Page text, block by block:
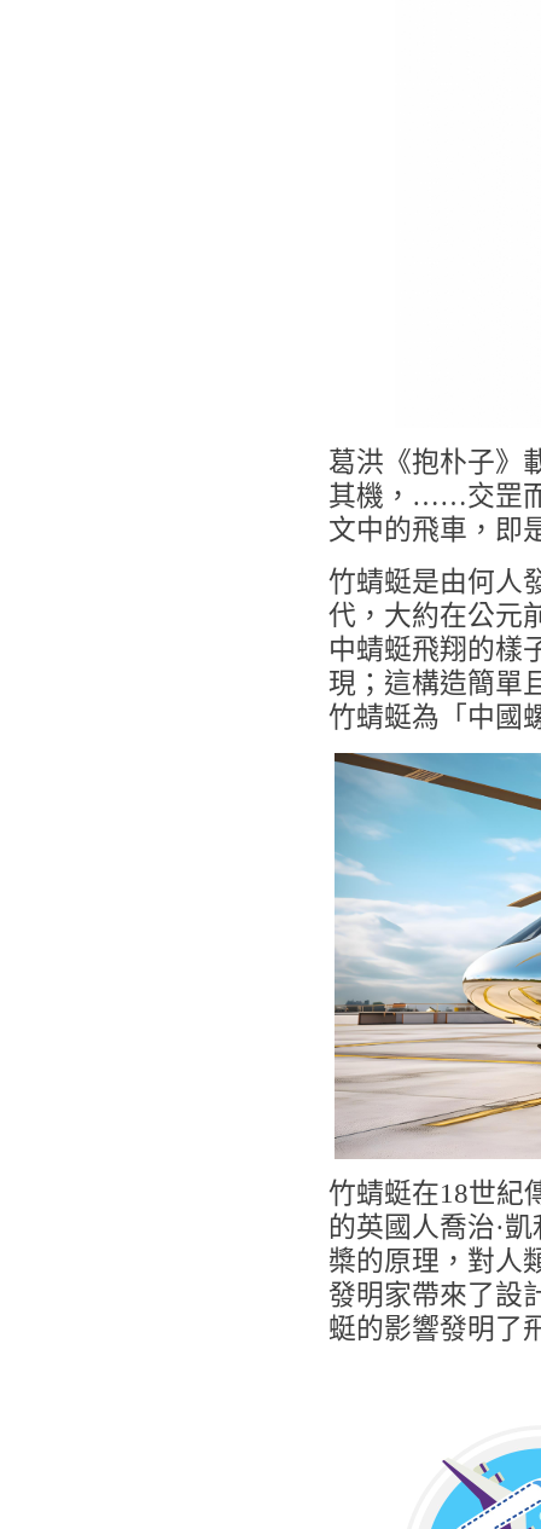
葛洪《抱朴子》
其機，……交罡
文中的飛車，即
竹蜻蜓是由何人
代，大約在公元
中蜻蜓飛翔的樣
現；這構造簡單
竹蜻蜓為「中國
竹蜻蜓在18世紀
的英國人喬治·
槳的原理，對人
發明家帶來了設
蜓的影響發明了